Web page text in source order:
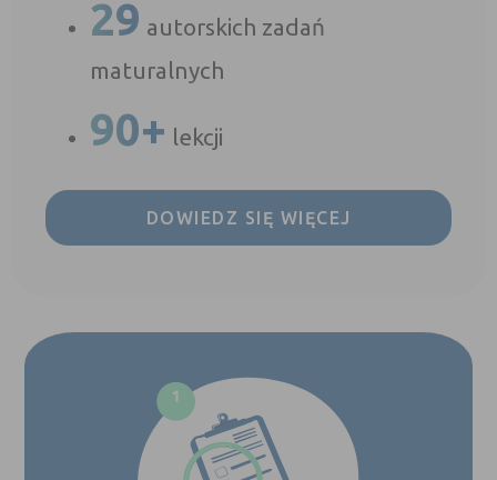
29 autorskich zadań
maturalnych
90+ lekcji
DOWIEDZ SIĘ WIĘCEJ